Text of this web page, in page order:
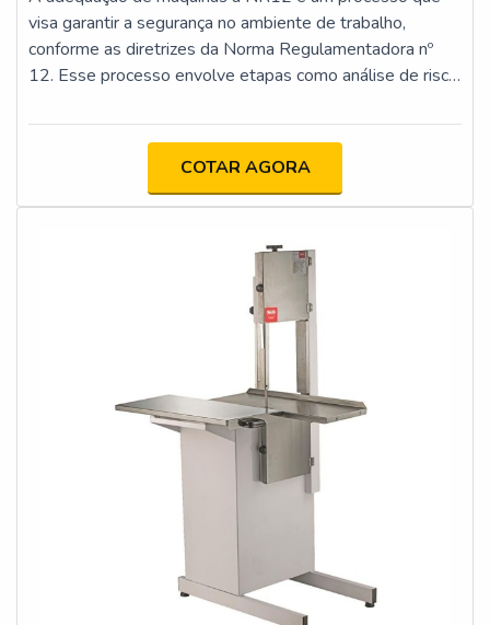
visa garantir a segurança no ambiente de trabalho,
conforme as diretrizes da Norma Regulamentadora nº
12. Esse processo envolve etapas como análise de risco,
segurança, atualização da documentação técnica e
riscos de acidentes e assegurar que as máquinas
estejam em conformidade com os requisitos legais e
COTAR AGORA